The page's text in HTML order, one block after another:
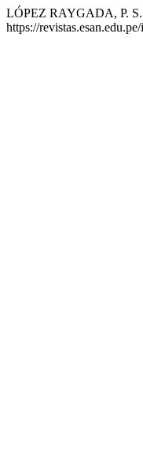
LÓPEZ RAYGADA, P. S.
https://